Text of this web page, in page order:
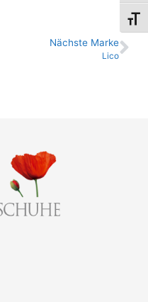
Nächste Marke
Lico